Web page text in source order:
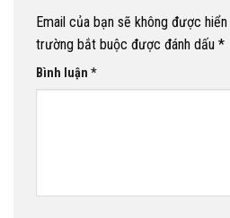
Email của bạn sẽ không được
trường bắt buộc được đánh dấu *
Bình luận *